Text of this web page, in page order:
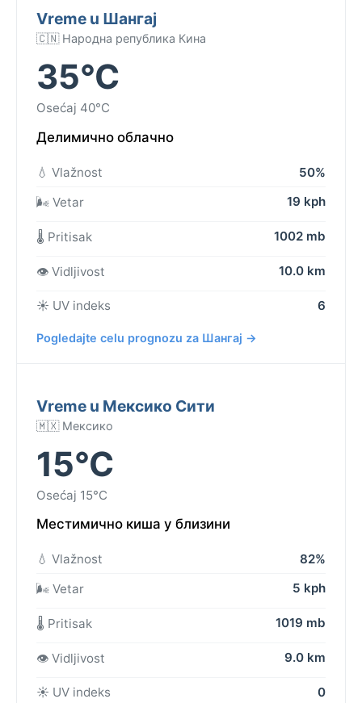
Vreme u Шангај
🇨🇳 Народна република Кина
35°C
Osećaj 40°C
Делимично облачно
💧 Vlažnost
50%
🌬️ Vetar
19 kph
🌡️ Pritisak 1002 mb
👁️ Vidljivost 10.0 km
☀️ UV indeks 6
Pogledajte celu prognozu za Шангај →
Vreme u Мексико Сити
🇲🇽 Мексико
15°C
Osećaj 15°C
Местимично киша у близини
💧 Vlažnost
82%
🌬️ Vetar
5 kph
🌡️ Pritisak 1019 mb
👁️ Vidljivost 9.0 km
☀️ UV indeks 0